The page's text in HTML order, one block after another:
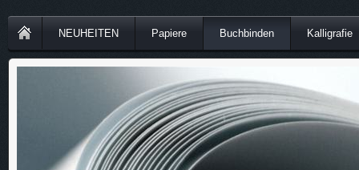
NEUHEITEN Papiere Buchbinden Kalligrafie